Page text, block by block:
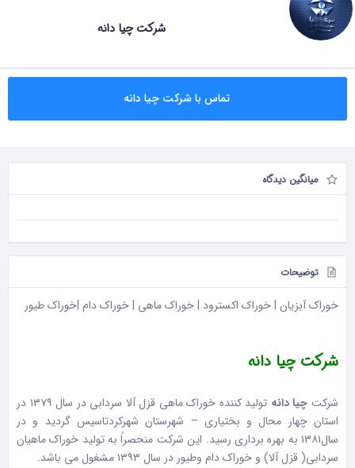
شرکت چیا دانه
تماس با شرکت چیا دانه
میانگین دیدگاه
توضیحات
خوراک آبزیان | خوراک اکسترود | خوراک ماهی | خوراک دام |خوراک طیور
شرکت چیا دانه
شرکت چیا دانه تولید کننده خوراک ماهی قزل آلا سردابی در سال ۱۳۷۹ در
استان چهار محال و بختیاری – شهرستان شهرکردتاسیس گردید و در
سال۱۳۸۱ به بهره برداری رسید. این شرکت منحصراً به تولید خوراک ماهیان
سردابی( قزل آلا) و خوراک دام وطیور در سال ۱۳۹۳ مشغول می باشد.